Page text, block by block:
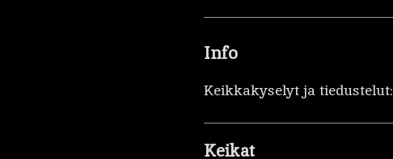
Info
Keikkakyselyt ja tiedustelut:
Keikat